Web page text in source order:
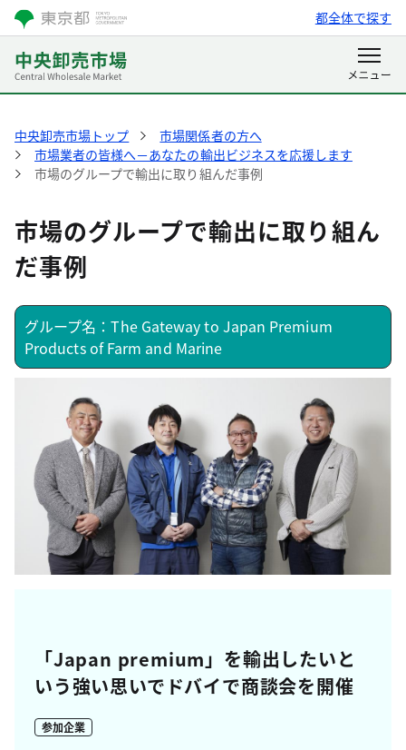
都全体で探す
中央卸売市場トップ
市場関係者の方へ
市場業者の皆様へ－あなたの輸出ビジネスを応援します
市場のグループで輸出に取り組んだ事例
市場のグループで輸出に取り組ん
だ事例
グループ名：The Gateway to Japan Premium
Products of Farm and Marine
「Japan premium」を輸出したいと
いう強い思いでドバイで商談会を開催
参加企業